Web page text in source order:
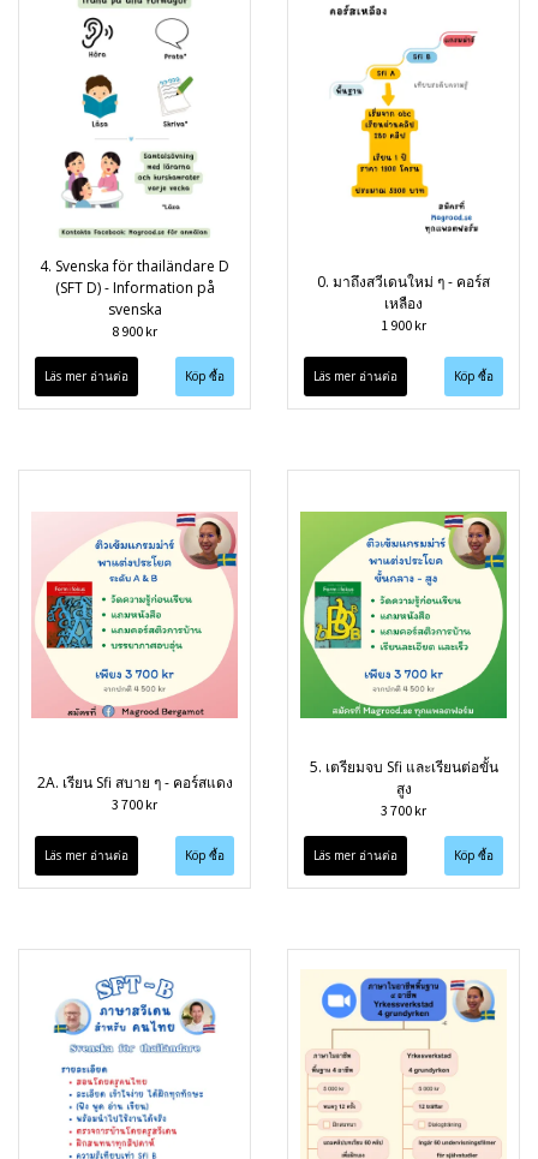
4. Svenska för thailändare D
(SFT D) - Information på
svenska
8 900 kr
Läs mer อ่านต่อ
0. มาถึงสวีเดนใหม่ ๆ - คอร์ส
เหลือง
1 900 kr
Läs mer อ่านต่อ
2A. เรียน Sfi สบาย ๆ - คอร์สแดง
3 700 kr
Läs mer อ่านต่อ
5. เตรียมจบ Sfi และเรียนต่อขั้น
สูง
3 700 kr
Läs mer อ่านต่อ